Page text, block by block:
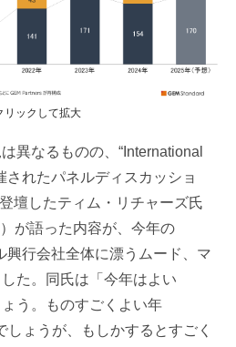
ックして拡大
異なるものの、“International
されたパネルディスカッショ
壇したティム・リチャーズ氏
が語った内容が、今年の
行会社全体に漂うムード、マ
た。同氏は「今年はよい
う。ものすごくよい年
しょうが、もしかするとすごく